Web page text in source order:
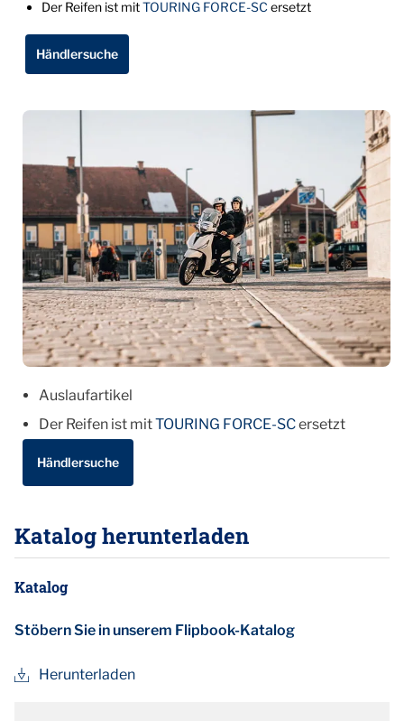
Der Reifen ist mitTOURING FORCE-SC ersetzt
Händlersuche
Auslaufartikel
Der Reifen ist mitTOURING FORCE-SCersetzt
Händlersuche
Katalog herunterladen
Katalog
Stöbern Sie in unserem Flipbook-Katalog
Herunterladen